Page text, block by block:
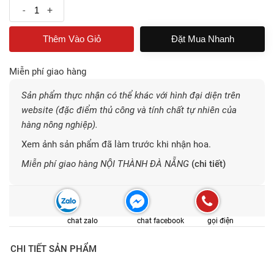
- +
Đặt Mua Nhanh
Miễn phí giao hàng
Sản phẩm thực nhận có thể khác với hình đại diện trên
website (đặc điểm thủ công và tính chất tự nhiên của
hàng nông nghiệp).
Xem ảnh sản phẩm đã làm trước khi nhận hoa.
Miễn phí giao hàng NỘI THÀNH ĐÀ NẴNG (chi tiết)
chat zalo chat facebook gọi điện
CHI TIẾT SẢN PHẨM